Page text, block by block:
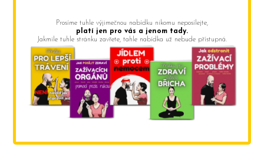
Prosíme tuhle výjimečnou nabídku nikomu neposílejte,
platí jen pro vás a jenom tady.
Jakmile tuhle stránku zavřete, tahle nabídka už nebude přístupná.